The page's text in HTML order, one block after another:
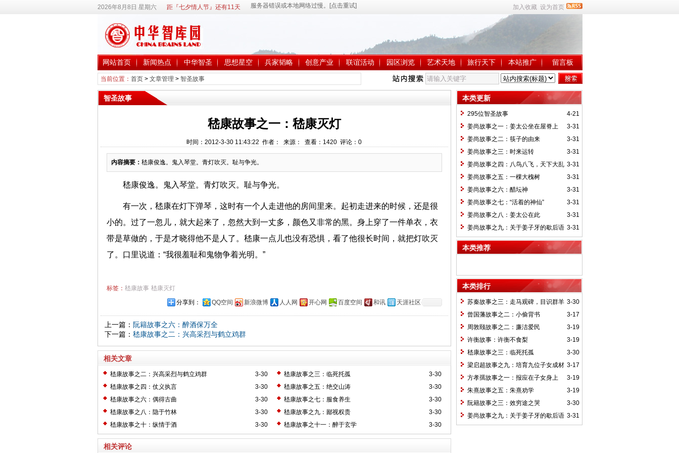
2026年8月8日 星期六 距『七夕情人节』还有11天 加入收藏 设为首页
网站首页 新闻热点 中华智圣 思想星空 兵家韬略 创意产业 联谊活动 园区浏览 艺术天地 旅行天下 本站推广 留言板
当前位置： 首页> 文章管理 > 智圣故事
智圣故事
嵇康故事之一：嵇康灭灯
时间：2012-3-30 11:43:22 作者： 来源： 查看： 1420 评论： 0
内容摘要： 嵇康俊逸。鬼入琴堂。青灯吹灭。耻与争光。
嵇康俊逸。鬼入琴堂。青灯吹灭。耻与争光。
有一次，嵇康在灯下弹琴，这时有一个人走进他的房间里来。起初走进来的时候，还是很
小的。过了一忽儿，就大起来了，忽然大到一丈多，颜色又非常的黑。身上穿了一件单衣，衣
带是草做的，于是才晓得他不是人了。嵇康一点儿也没有恐惧，看了他很长时间，就把灯吹灭
了。口里说道：“我很羞耻和鬼物争着光明。”
标签： 嵇康故事 嵇康灭灯
分享到：
QQ空间 新浪微博 人人网 开心网 百度空间 和讯 天涯社区
上一篇： 阮籍故事之六：醉酒保万全
下一篇： 嵇康故事之二：兴高采烈与鹤立鸡群
相关文章
3-30
嵇康故事之二：兴高采烈与鹤立鸡群 3-30
嵇康故事之三：临死托孤
3-30
嵇康故事之四：仗义执言 3-30
嵇康故事之五：绝交山涛
3-30
嵇康故事之六：偶得古曲 3-30
嵇康故事之七：服食养生
3-30
嵇康故事之八：隐于竹林 3-30
嵇康故事之九：鄙视权贵
3-30
嵇康故事之十：纵情于酒 3-30
嵇康故事之十一：醉于玄学
相关评论
本类更新
4-21
295位智圣故事
3-31
姜尚故事之一：姜太公坐在屋脊上
3-31
姜尚故事之二：筷子的由来
3-31
姜尚故事之三：时来运转
3-31
姜尚故事之四：八鸟八飞，天下大乱
3-31
姜尚故事之五：一棵大槐树
3-31
姜尚故事之六：醋坛神
3-31
姜尚故事之七：“活着的神仙”
3-31
姜尚故事之八：姜太公在此
3-31
姜尚故事之九：关于姜子牙的歇后语
本类推荐
本类排行
3-30
苏秦故事之三：走马观碑，目识群羊
3-17
曾国藩故事之二：小偷背书
3-19
周敦颐故事之二：廉洁爱民
3-19
许衡故事：许衡不食梨
3-30
嵇康故事之三：临死托孤
3-17
梁启超故事之九：培育九位子女成材
的神奇“小妾”——王桂荃
3-19
方孝孺故事之一：报应在子女身上
3-19
朱熹故事之五：朱熹劝学
3-30
阮籍故事之三：效穷途之哭
3-31
姜尚故事之九：关于姜子牙的歇后语